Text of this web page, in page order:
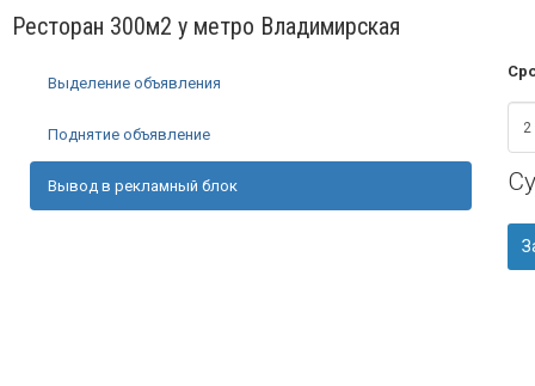
Ресторан 300м2 у метро Владимирская
Выделение объявления
Поднятие объявление
Вывод в рекламный блок